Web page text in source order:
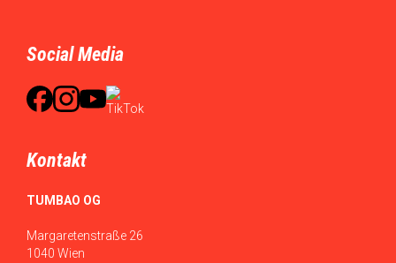
Social Media
Kontakt
TUMBAO OG
Margaretenstraße 26
1040 Wien